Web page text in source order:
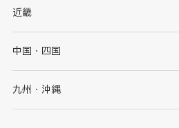
秋田県
群馬県
千葉県
神奈川県
新潟県
石川県
山梨県
近畿
大阪府
京都府
中国・四国
鳥取県
九州・沖縄